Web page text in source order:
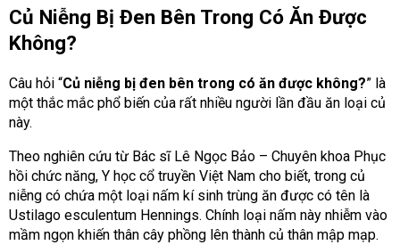
Củ Niễng Bị Đen Bên Trong Có Ăn Được
Không?
Câu hỏi “Củ niễng bị đen bên trong có ăn được không?” là
một thắc mắc phổ biến của rất nhiều người lần đầu ăn loại củ
này.
Theo nghiên cứu từ Bác sĩ Lê Ngọc Bảo – Chuyên khoa Phục
hồi chức năng, Y học cổ truyền Việt Nam cho biết, trong củ
niễng có chứa một loại nấm kí sinh trùng ăn được có tên là
Ustilago esculentum Hennings. Chính loại nấm này nhiễm vào
mầm ngọn khiến thân cây phồng lên thành củ thân mập mạp.